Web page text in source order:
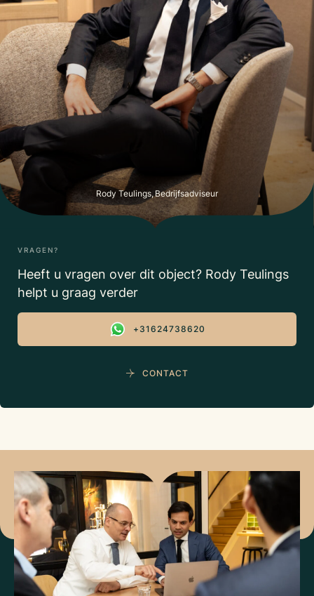
Rody Teulings, Bedrijfsadviseur
VRAGEN?
Heeft u vragen over dit object? Rody Teulings
helpt u graag verder
+31624738620
CONTACT